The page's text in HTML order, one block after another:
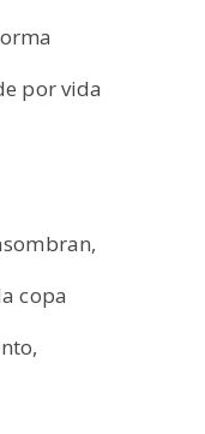
por vida
copa